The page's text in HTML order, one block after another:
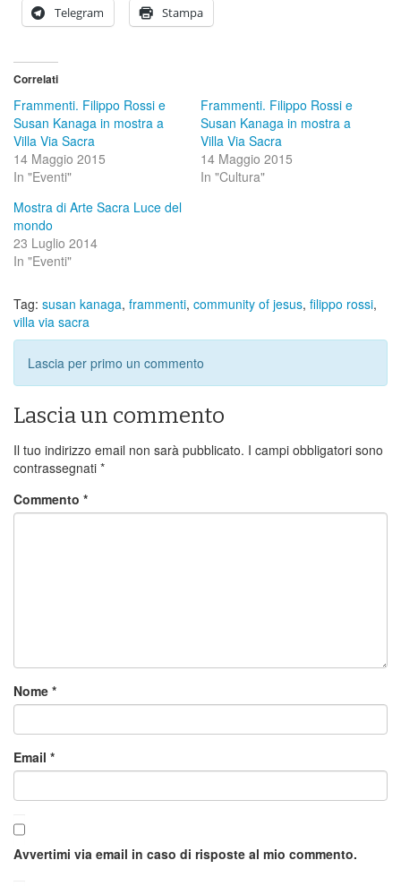
Telegram Stampa
Correlati
Frammenti. Filippo Rossi e
Susan Kanaga in mostra a
Villa Via Sacra
14 Maggio 2015
In "Eventi"
Frammenti. Filippo Rossi e
Susan Kanaga in mostra a
Villa Via Sacra
14 Maggio 2015
In "Cultura"
Mostra di Arte Sacra Luce del
mondo
23 Luglio 2014
In "Eventi"
Tag: susan kanaga, frammenti, community of jesus, filippo rossi,
villa via sacra
Lascia per primo un commento
Lascia un commento
Il tuo indirizzo email non sarà pubblicato. I campi obbligatori sono
contrassegnati *
Commento *
Nome *
Email *
Avvertimi via email in caso di risposte al mio commento.